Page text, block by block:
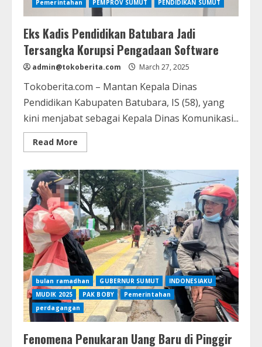
Pemerintahan PEMPROV SUMUT PENDIDIKAN SUMUT
Eks Kadis Pendidikan Batubara Jadi
Tersangka Korupsi Pengadaan Software
admin@tokoberita.com March 27, 2025
Tokoberita.com – Mantan Kepala Dinas
Pendidikan Kabupaten Batubara, IS (58), yang
kini menjabat sebagai Kepala Dinas Komunikasi...
Read More
more
Kadis
Pendidikan
Batubara
Jadi
Tersangka
Korupsi
Pengadaan
Software
bulan ramadhan GUBERNUR SUMUT
INDONESIAKU
MUDIK 2025
PAK BOBY
Pemerintahan
perdagangan
Fenomena Penukaran Uang Baru di Pinggir